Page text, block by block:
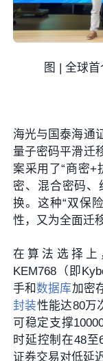
图 | 全球
海光与国泰海通
量子密码平滑迁
案采用了“商密+
密、混合密码、
换。这种“双保
性，又为全面迁
在算法选择上
KEM768（即
手和数据库加密
封装性能达80万
可稳定支撑
时延控制在48
证券交易对低延